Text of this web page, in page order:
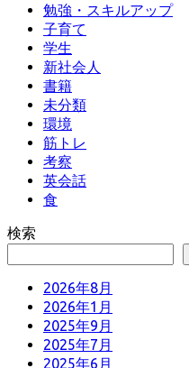
勉強・スキルアップ
子育て
学生
新社会人
書籍
未分類
環境
筋トレ
考察
英会話
食
検索
2026年8月
2026年1月
2025年9月
2025年7月
2025年6月